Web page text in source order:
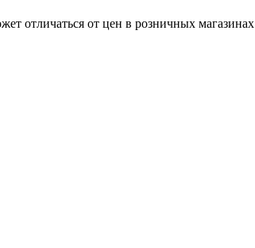
отличаться от цен в розничных магазинах